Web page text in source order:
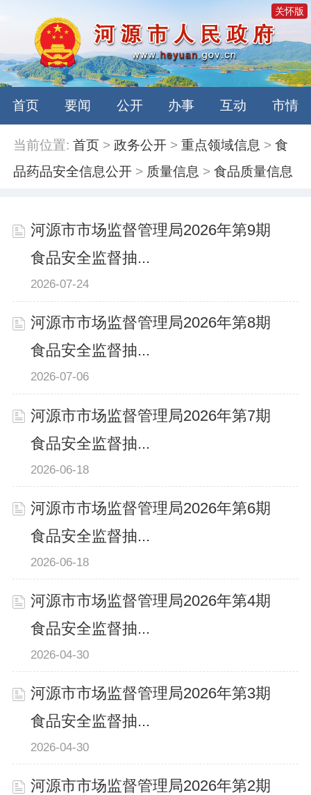
关怀版
首页 要闻 公开 办事 互动 市情
当前位置: 首页 >政务公开 >重点领域信息 >食
品药品安全信息公开 > 质量信息 >食品质量信息
河源市市场监督管理局2026年第9期
食品安全监督抽...
2026-07-24
河源市市场监督管理局2026年第8期
食品安全监督抽...
2026-07-06
河源市市场监督管理局2026年第7期
食品安全监督抽...
2026-06-18
河源市市场监督管理局2026年第6期
食品安全监督抽...
2026-06-18
河源市市场监督管理局2026年第4期
食品安全监督抽...
2026-04-30
河源市市场监督管理局2026年第3期
食品安全监督抽...
2026-04-30
河源市市场监督管理局2026年第2期